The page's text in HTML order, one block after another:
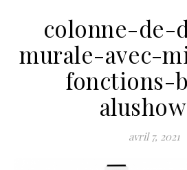
colonne-de-
murale-avec-
fonctions-
avril 7, 2021